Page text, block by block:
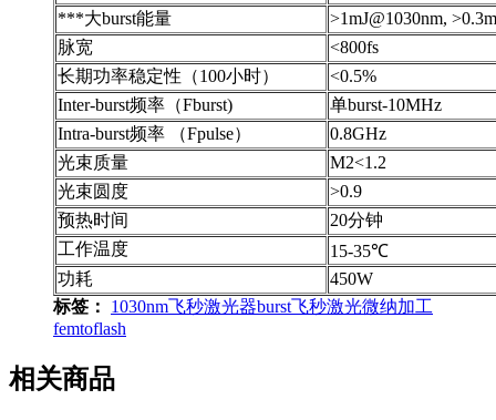
***大burst能量
>1mJ@1030nm,
脉宽
<800fs
长期功率稳定性（100小时）
<0.5%
Inter-burst频率（Fburst)
单burst-10MHz
Intra-burst频率 （Fpulse）
0.8GHz
光束质量
M2<1.2
光束圆度
>0.9
预热时间
20分钟
工作温度
15-35℃
功耗
450W
标签：
1030nm飞秒激光器burst飞秒激光微纳加工
femtoflash
相关商品